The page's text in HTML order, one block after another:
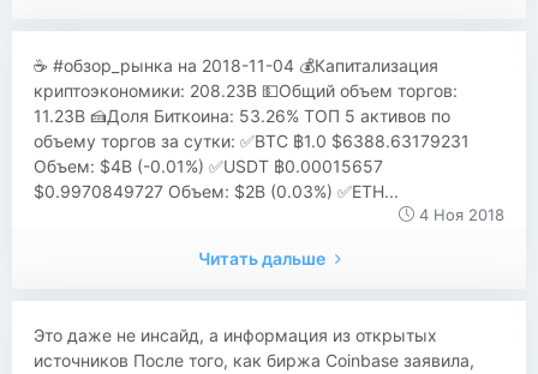
☕ #обзор_рынка на 2018-11-04 💰Капитализация
криптоэкономики: 208.23B 💵Общий объем торгов:
11.23B 🍰Доля Биткоина: 53.26% ТОП 5 активов по
объему торгов за сутки: ✅BTC ฿1.0 $6388.63179231
Объем: $4B (-0.01%) ✅USDT ฿0.00015657
$0.9970849727 Объем: $2B (0.03%) ✅ETH...
4 Ноя 2018
Читать дальше
​​Это даже не инсайд, а информация из открытых
источников После того, как биржа Coinbase заявила,